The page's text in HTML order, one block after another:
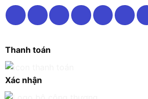
Thanh toán
Xác nhận